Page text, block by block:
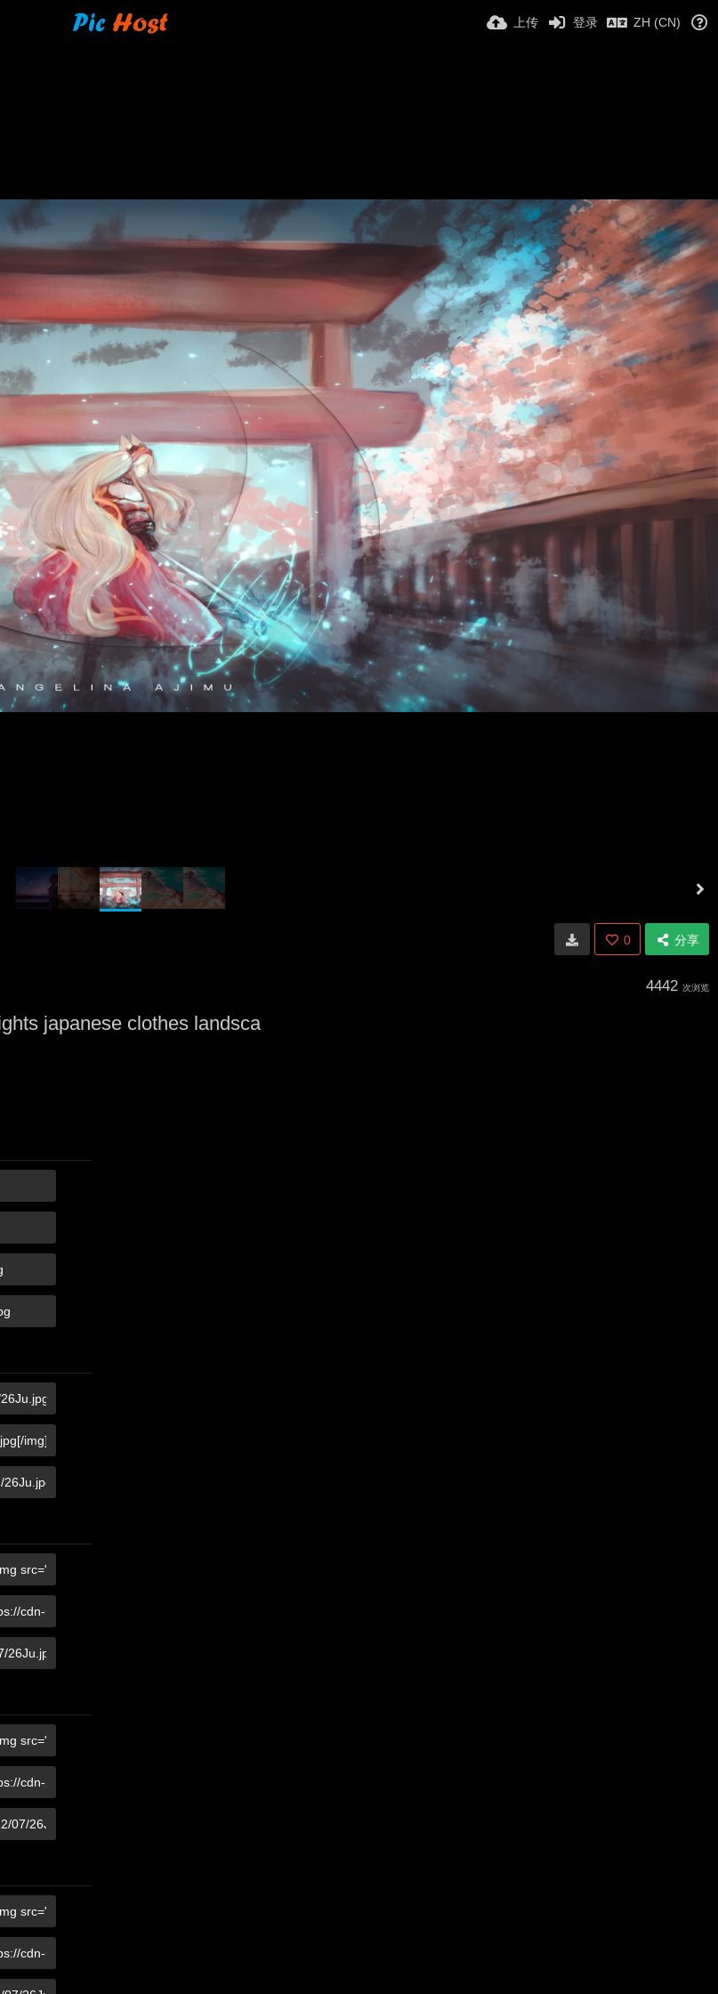
上传 登录 ZH (CN)
0 分享
4442 次浏览
japanese clothes landsca